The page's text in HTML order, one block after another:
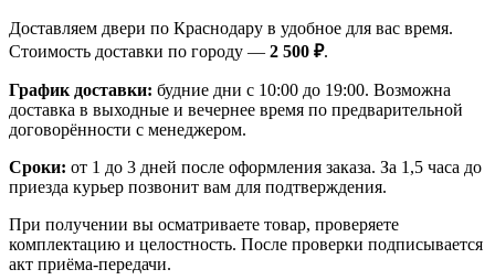
Доставляем двери по Краснодару в удобное для вас время.
Стоимость доставки по городу — 2 500 ₽.
График доставки: будние дни с 10:00 до 19:00. Возможна
доставка в выходные и вечернее время по предварительной
договорённости с менеджером.
Сроки: от 1 до 3 дней после оформления заказа. За 1,5 часа до
приезда курьер позвонит вам для подтверждения.
При получении вы осматриваете товар, проверяете
комплектацию и целостность. После проверки подписывается
акт приёма-передачи.